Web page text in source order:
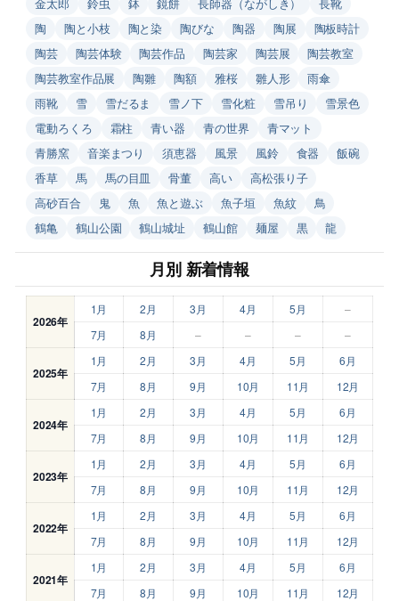
陶
陶と小枝 陶と染 陶びな 陶器 陶展
陶板時計
陶芸
陶芸体験 陶芸作品 陶芸家 陶芸展
陶芸教室
陶芸教室作品展
陶雛 陶額 雅桜 雛人形
雨傘
雨靴
雪 雪だるま 雪ノ下 雪化粧 雪吊り
雪景色
電動ろくろ
霜柱 青い器 青の世界
青マット
青勝窯
音楽まつり 須恵器 風景 風鈴 食器
飯碗
香草
馬 馬の目皿 骨董 高い
高松張り子
高砂百合
鬼 魚 魚と遊ぶ 魚子垣 魚紋
鳥
鶴亀
鶴山公園 鶴山城址 鶴山館 麺屋 黒 龍
月別 新着情報
2026年
1月 2月 3月 4月 5月
–
7月
8月 – – – –
2025年
1月 2月 3月 4月 5月
6月
7月
8月 9月 10月 11月 12月
2024年
1月 2月 3月 4月 5月
6月
7月
8月 9月 10月 11月 12月
2023年
1月 2月 3月 4月 5月
6月
7月
8月 9月 10月 11月 12月
2022年
1月 2月 3月 4月 5月
6月
7月
8月 9月 10月 11月 12月
2021年
1月 2月 3月 4月 5月
6月
7月
8月 9月 10月 11月 12月